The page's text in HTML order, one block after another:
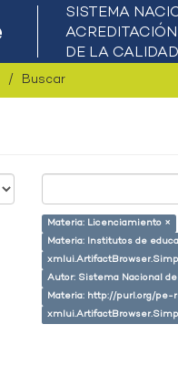
Buscar
Materia: Licenciamiento ×
Materia: Institutos de
Autor: Sistema Nacional
Materia: http://purl.org/pe-